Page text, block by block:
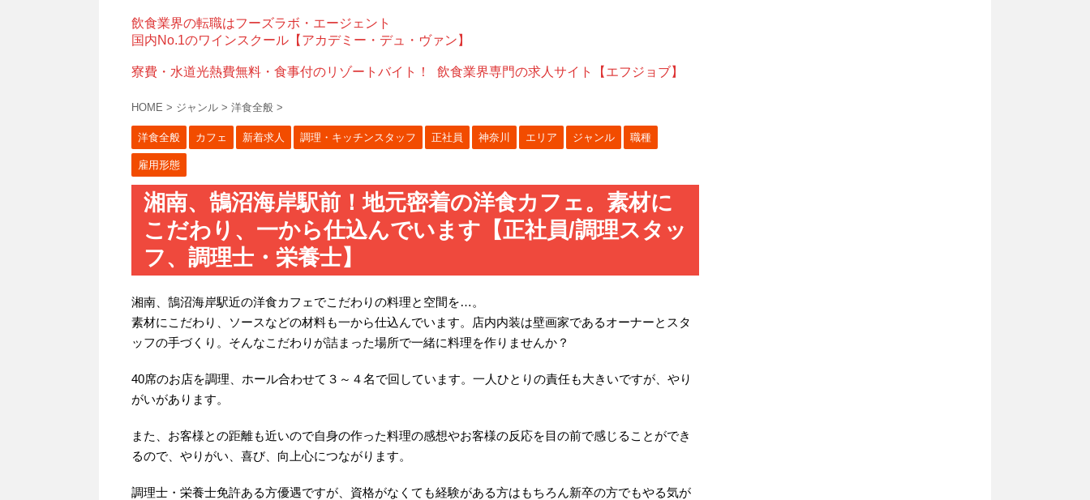
飲食業界の転職はフーズラボ・エージェント
国内No.1のワインスクール【アカデミー・デュ・ヴァン】
寮費・水道光熱費無料・食事付のリゾートバイト！ 飲食業界専門の求人サイト【エフジョブ】
HOME > ジャンル > 洋食全般 >
洋食全般 カフェ 新着求人 調理・キッチンスタッフ 正社員 神奈川 エリア ジャンル 職種
雇用形態
湘南、鵠沼海岸駅前！地元密着の洋食カフェ。素材に
こだわり、一から仕込んでいます【正社員/調理スタッ
フ、調理士・栄養士】
湘南、鵠沼海岸駅近の洋食カフェでこだわりの料理と空間を…。
素材にこだわり、ソースなどの材料も一から仕込んでいます。店内内装は壁画家であるオーナーとスタ
ッフの手づくり。そんなこだわりが詰まった場所で一緒に料理を作りませんか？
40席のお店を調理、ホール合わせて３～４名で回しています。一人ひとりの責任も大きいですが、やり
がいがあります。
また、お客様との距離も近いので自身の作った料理の感想やお客様の反応を目の前で感じることができ
るので、やりがい、喜び、向上心につながります。
調理士・栄養士免許ある方優遇ですが、資格がなくても経験がある方はもちろん新卒の方でもやる気が